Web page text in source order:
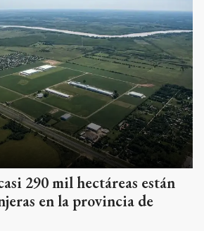
290 mil hectáreas están
en la provincia de